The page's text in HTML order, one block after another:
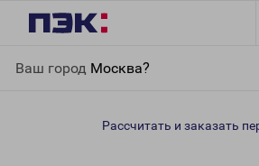
Ваш город Москва?
Набережные Челны
Рассчитать и заказать